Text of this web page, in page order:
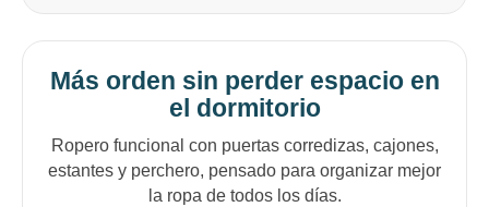
Más orden sin perder espacio en
el dormitorio
Ropero funcional con puertas corredizas, cajones,
estantes y perchero, pensado para organizar mejor
la ropa de todos los días.